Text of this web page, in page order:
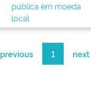
pública em moeda
local
previous 1 next